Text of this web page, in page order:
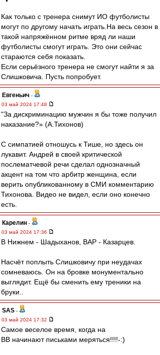
Как только с тренера снимут ИО футболисты
могут по другому начать играть.На весь сезон в
такой напряжённом ритме вряд ли наши
футболисты смогут играть. Это они сейчас
стараются себя показать.
Если серьёзного тренера не смогут найти я за
Слишковича. Пусть попробует.
Евгеньич -
03 май 2024 17:48
"За дискриминацию мужчин я бы тоже получил
наказание?» (А.Тихонов)
С симпатией отношусь к Тише, но здесь он
лукавит. Андрей в своей критической
послематчевой речи сделал однозначный
акцент на том что арбитр женщина, если
верить опубликованному в СМИ комментарию
Тихонова. Видео не видел, если оно конечно
есть.
Карелин -
03 май 2024 17:36
В Нижнем - Шадыханов, ВАР - Казарцев.
Насчёт поплыть Слишковичу при неудачах
сомневаюсь. Он на бровке монументально
выглядит. Ещё бы сменить ему треники на
бруки..
SAS -
03 май 2024 17:32
Самое веселое время, когда на
ВВ начинают письками меряться!!!!-:)